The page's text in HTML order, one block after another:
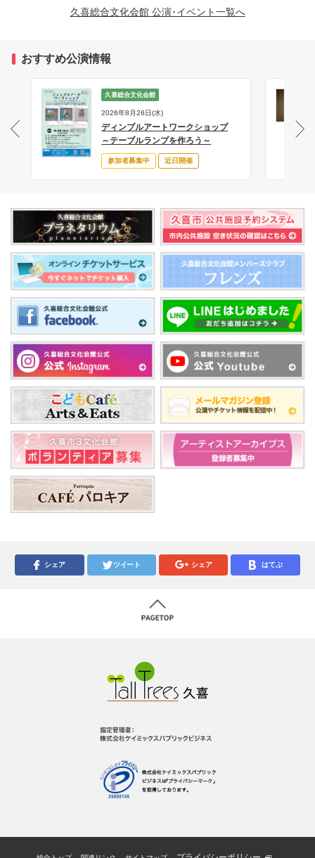
久喜総合文化会館 公演･イベント一覧へ
おすすめ公演情報
久喜総合文化会館
2026年8月26日(水)
ディンプルアートワークショップ
～テーブルランプを作ろう～
参加者募集中 近日開催
シェア ツイート シェア はてぶ